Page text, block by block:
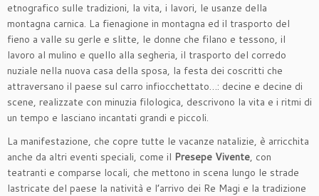
etnografico sulle tradizioni, la vita, i lavori, le usanze della
montagna carnica. La fienagione in montagna ed il trasporto del
fieno a valle su gerle e slitte, le donne che filano e tessono, il
lavoro al mulino e quello alla segheria, il trasporto del corredo
nuziale nella nuova casa della sposa, la festa dei coscritti che
attraversano il paese sul carro infiocchettato…: decine e decine di
scene, realizzate con minuzia filologica, descrivono la vita e i ritmi di
un tempo e lasciano incantati grandi e piccoli.
La manifestazione, che copre tutte le vacanze natalizie, è arricchita
anche da altri eventi speciali, come il Presepe Vivente, con
teatranti e comparse locali, che mettono in scena lungo le strade
lastricate del paese la natività e l’arrivo dei Re Magi e la tradizione